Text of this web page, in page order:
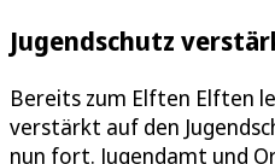
Jugendschutz
Bereits zum Elften Elften
verstärkt auf den
nun fort. Jugendamt und